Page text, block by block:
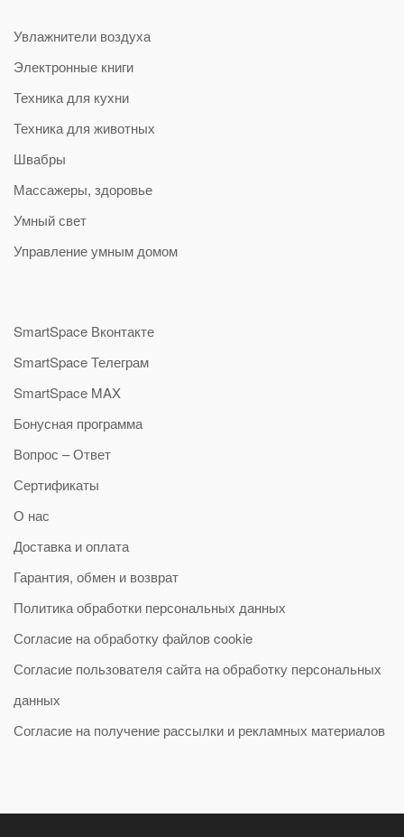
Увлажнители воздуха
Электронные книги
Техника для кухни
Техника для животных
Швабры
Массажеры, здоровье
Умный свет
Управление умным домом
SmartSpace Вконтакте
SmartSpace Телеграм
SmartSpace MAX
Бонусная программа
Вопрос – Ответ
Сертификаты
О нас
Доставка и оплата
Гарантия, обмен и возврат
Политика обработки персональных данных
Согласие на обработку файлов cookie
Согласие пользователя сайта на обработку персональных
данных
Согласие на получение рассылки и рекламных материалов